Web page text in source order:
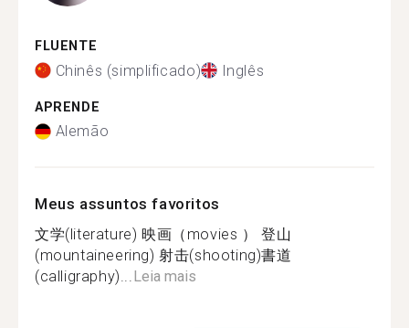
FLUENTE
Chinês (simplificado) Inglês
APRENDE
Alemão
Meus assuntos favoritos
文学(literature) 映画（movies ） 登山
(mountaineering) 射击(shooting)書道
(calligraphy)...Leia mais